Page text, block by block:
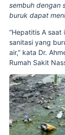
sembuh dengan
buruk dapat
“Hepatitis A
sanitasi yang
air,” kata Dr.
Rumah Sakit